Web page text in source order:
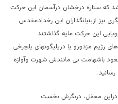
که ستاره درخشان درآسمان این حرکت
ازبنیانگذاران این رخدادمقدس
این حرکت مایه گذاشتند
رژیم مزدورو یا درپلیگونهای پلچرخی
باشهامت بی مانندش شهرت وآوازه
دراین محفل، درنگرش نخست